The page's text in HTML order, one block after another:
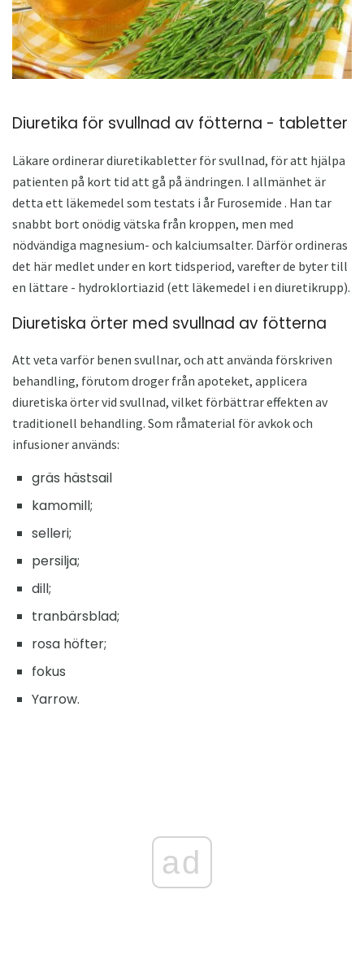
Diuretika för svullnad av fötterna - tabletter
Läkare ordinerar diuretikabletter för svullnad, för att hjälpa
patienten på kort tid att gå på ändringen. I allmänhet är
detta ett läkemedel som testats i år Furosemide . Han tar
snabbt bort onödig vätska från kroppen, men med
nödvändiga magnesium- och kalciumsalter. Därför ordineras
det här medlet under en kort tidsperiod, varefter de byter till
en lättare - hydroklortiazid (ett läkemedel i en diuretikrupp).
Diuretiska örter med svullnad av fötterna
Att veta varför benen svullnar, och att använda förskriven
behandling, förutom droger från apoteket, applicera
diuretiska örter vid svullnad, vilket förbättrar effekten av
traditionell behandling. Som råmaterial för avkok och
infusioner används:
gräs hästsail
kamomill;
selleri;
persilja;
dill;
tranbärsblad;
rosa höfter;
fokus
Yarrow.
ad